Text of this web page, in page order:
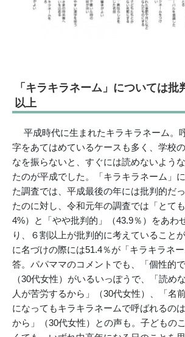
「キラキラネーム」については批
以上
平成時代に生まれたキラキラネーム。
字をあてはめているケースも多く、学校
なを振らないと、すぐには読めないよう
たのが平成でした。「キラキラネーム」
た調査では、平成最後の年には批判的だ
たのに対し、令和元年の調査では「とて
4%）と「やや批判的」（43.9％）をあわ
り、６割以上が批判的に考えていること
に名づけの際には51.4％が「キラキラネ
答。パパママのコメントでも、「個性的で
（30代女性）がいるいっぽうで、「読め
人が苦労するから」（30代女性）、「名
になってもキラキラネームで呼ばれるの
から」（30代女性）との声も。子どもの